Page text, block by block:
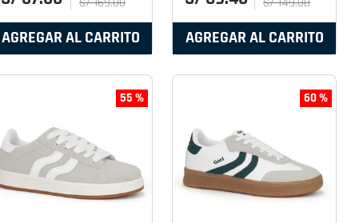
AGREGAR AL CARRITO AGREGAR AL CARRITO
55 % 60 %